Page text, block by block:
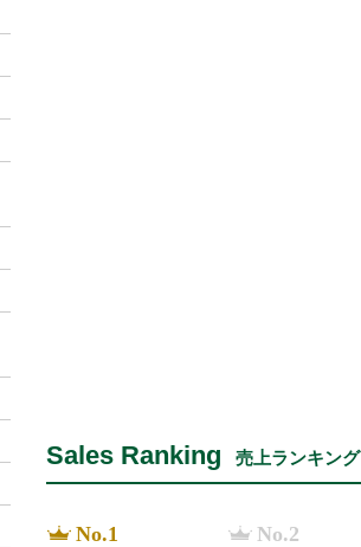
Sales Ranking 売上ランキング
No.1 No.2